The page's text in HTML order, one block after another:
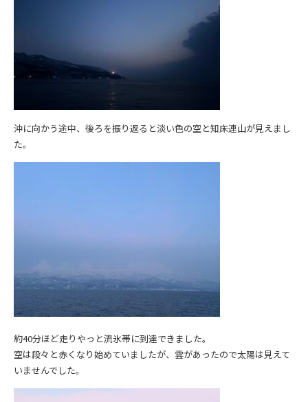
沖に向かう途中、後ろを振り返ると淡い色の空と知床連山が見えまし
た。
約40分ほど走りやっと流氷帯に到達できました。
空は段々と赤くなり始めていましたが、雲があったので太陽は見えて
いませんでした。